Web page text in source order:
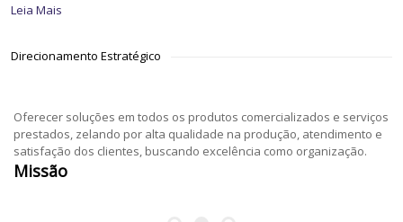
Leia Mais
Direcionamento Estratégico
Oferecer soluções em todos os produtos comercializados e serviços
prestados, zelando por alta qualidade na produção, atendimento e
satisfação dos clientes, buscando excelência como organização.
Missão